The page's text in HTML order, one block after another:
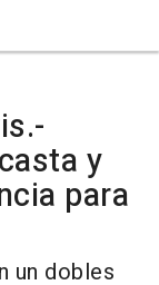
y
para
un dobles